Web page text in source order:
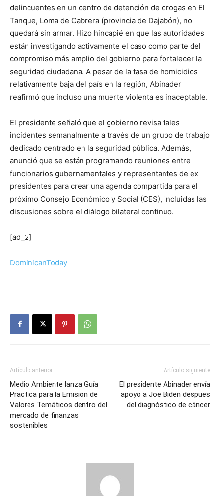
delincuentes en un centro de detención de drogas en El
Tanque, Loma de Cabrera (provincia de Dajabón), no
quedará sin armar. Hizo hincapié en que las autoridades
están investigando activamente el caso como parte del
compromiso más amplio del gobierno para fortalecer la
seguridad ciudadana. A pesar de la tasa de homicidios
relativamente baja del país en la región, Abinader
reafirmó que incluso una muerte violenta es inaceptable.
El presidente señaló que el gobierno revisa tales
incidentes semanalmente a través de un grupo de trabajo
dedicado centrado en la seguridad pública. Además,
anunció que se están programando reuniones entre
funcionarios gubernamentales y representantes de ex
presidentes para crear una agenda compartida para el
próximo Consejo Económico y Social (CES), incluidas las
discusiones sobre el diálogo bilateral continuo.
[ad_2]
DominicanToday
Artículo anterior
Medio Ambiente lanza Guía
Práctica para la Emisión de
Valores Temáticos dentro del
mercado de finanzas
sostenibles
Artículo siguiente
El presidente Abinader envía
apoyo a Joe Biden después
del diagnóstico de cáncer